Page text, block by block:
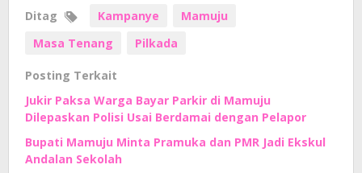
Ditag Kampanye
Mamuju
Masa Tenang
Pilkada
Posting Terkait
Jukir Paksa Warga Bayar Parkir di Mamuju
Dilepaskan Polisi Usai Berdamai dengan Pelapor
Bupati Mamuju Minta Pramuka dan PMR Jadi Ekskul
Andalan Sekolah